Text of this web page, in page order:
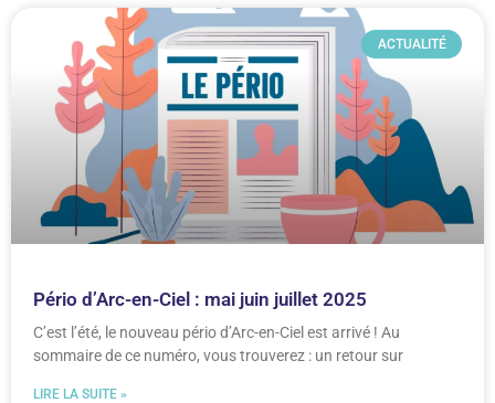
ACTUALITÉ
Pério d’Arc-en-Ciel : mai juin juillet 2025
C’est l’été, le nouveau pério d’Arc-en-Ciel est arrivé ! Au
sommaire de ce numéro, vous trouverez : un retour sur
LIRE LA SUITE »